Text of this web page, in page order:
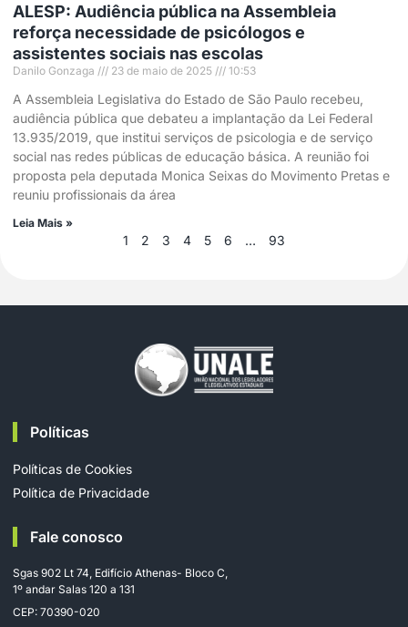
ALESP: Audiência pública na Assembleia
reforça necessidade de psicólogos e
assistentes sociais nas escolas
Danilo Gonzaga 23 de maio de 2025 10:53
A Assembleia Legislativa do Estado de São Paulo recebeu,
audiência pública que debateu a implantação da Lei Federal
13.935/2019, que institui serviços de psicologia e de serviço
social nas redes públicas de educação básica. A reunião foi
proposta pela deputada Monica Seixas do Movimento Pretas e
reuniu profissionais da área
Leia Mais »
1 2 3 4 5 6 … 93
Políticas
Políticas de Cookies
Política de Privacidade
Fale conosco
Sgas 902 Lt 74, Edifício Athenas- Bloco C,
1º andar Salas 120 a 131
CEP: 70390-020